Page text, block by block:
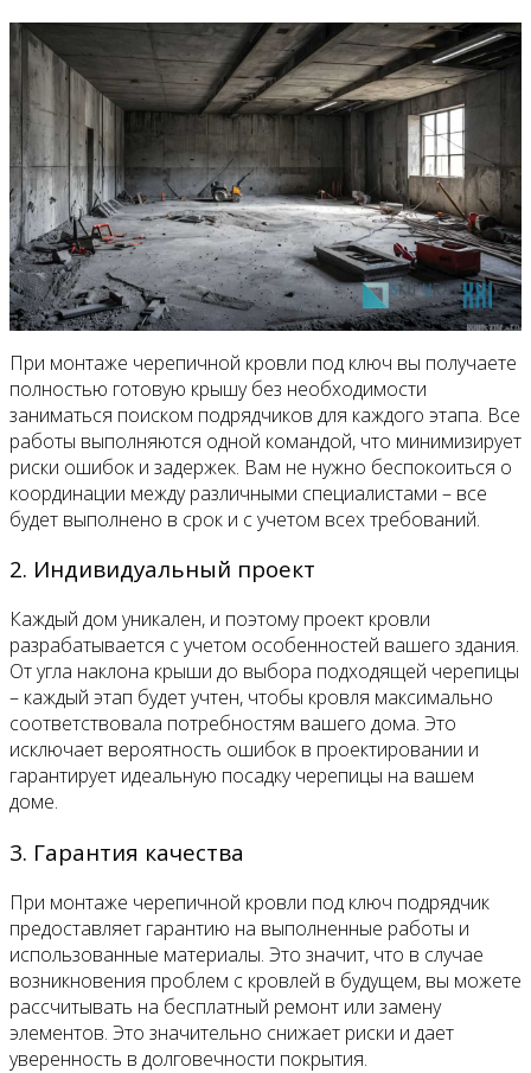
При монтаже черепичной кровли под ключ вы получаете
полностью готовую крышу без необходимости
заниматься поиском подрядчиков для каждого этапа. Все
работы выполняются одной командой, что минимизирует
риски ошибок и задержек. Вам не нужно беспокоиться о
координации между различными специалистами – все
будет выполнено в срок и с учетом всех требований.
2. Индивидуальный проект
Каждый дом уникален, и поэтому проект кровли
разрабатывается с учетом особенностей вашего здания.
От угла наклона крыши до выбора подходящей черепицы
– каждый этап будет учтен, чтобы кровля максимально
соответствовала потребностям вашего дома. Это
исключает вероятность ошибок в проектировании и
гарантирует идеальную посадку черепицы на вашем
доме.
3. Гарантия качества
При монтаже черепичной кровли под ключ подрядчик
предоставляет гарантию на выполненные работы и
использованные материалы. Это значит, что в случае
возникновения проблем с кровлей в будущем, вы можете
рассчитывать на бесплатный ремонт или замену
элементов. Это значительно снижает риски и дает
уверенность в долговечности покрытия.